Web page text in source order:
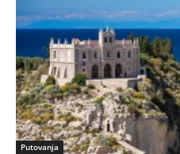
Putovanja